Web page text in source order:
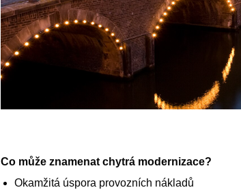
Co může znamenat chytrá modernizace?
Okamžitá úspora provozních nákladů